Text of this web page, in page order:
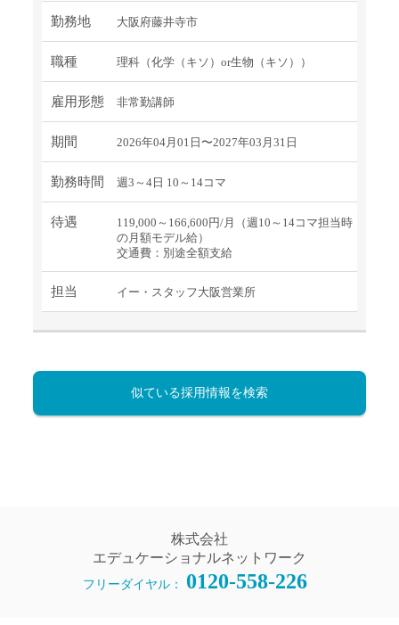
勤務地 大阪府藤井寺市
職種 理科（化学（キソ）or生物（キソ））
雇用形態 非常勤講師
期間 2026年04月01日〜2027年03月31日
勤務時間 週3～4日 10～14コマ
待遇
119,000～166,600円/月（週10～14コマ担当時
の月額モデル給）
交通費：別途全額支給
担当 イー・スタッフ大阪営業所
似ている採用情報を検索
株式会社
エデュケーショナルネットワーク
フリーダイヤル： 0120-558-226